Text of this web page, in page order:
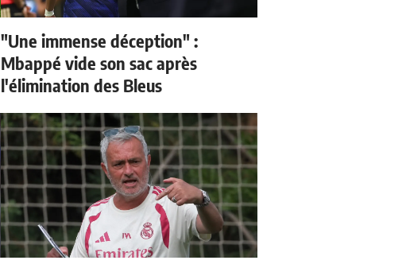
"Une immense déception" :
Mbappé vide son sac après
l'élimination des Bleus